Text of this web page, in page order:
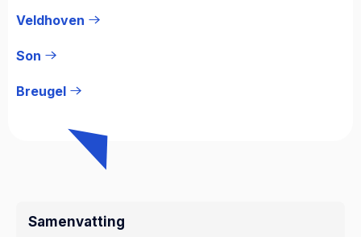
Veldhoven
Son
Breugel
Samenvatting